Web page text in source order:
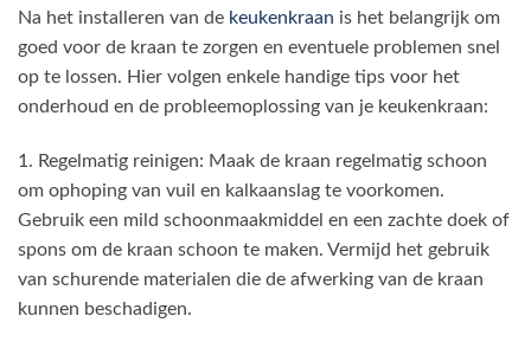
Na het installeren van de keukenkraan is het belangrijk om
goed voor de kraan te zorgen en eventuele problemen snel
op te lossen. Hier volgen enkele handige tips voor het
onderhoud en de probleemoplossing van je keukenkraan:
1. Regelmatig reinigen: Maak de kraan regelmatig schoon
om ophoping van vuil en kalkaanslag te voorkomen.
Gebruik een mild schoonmaakmiddel en een zachte doek of
spons om de kraan schoon te maken. Vermijd het gebruik
van schurende materialen die de afwerking van de kraan
kunnen beschadigen.